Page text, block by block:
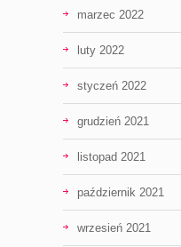
marzec 2022
luty 2022
styczeń 2022
grudzień 2021
listopad 2021
październik 2021
wrzesień 2021